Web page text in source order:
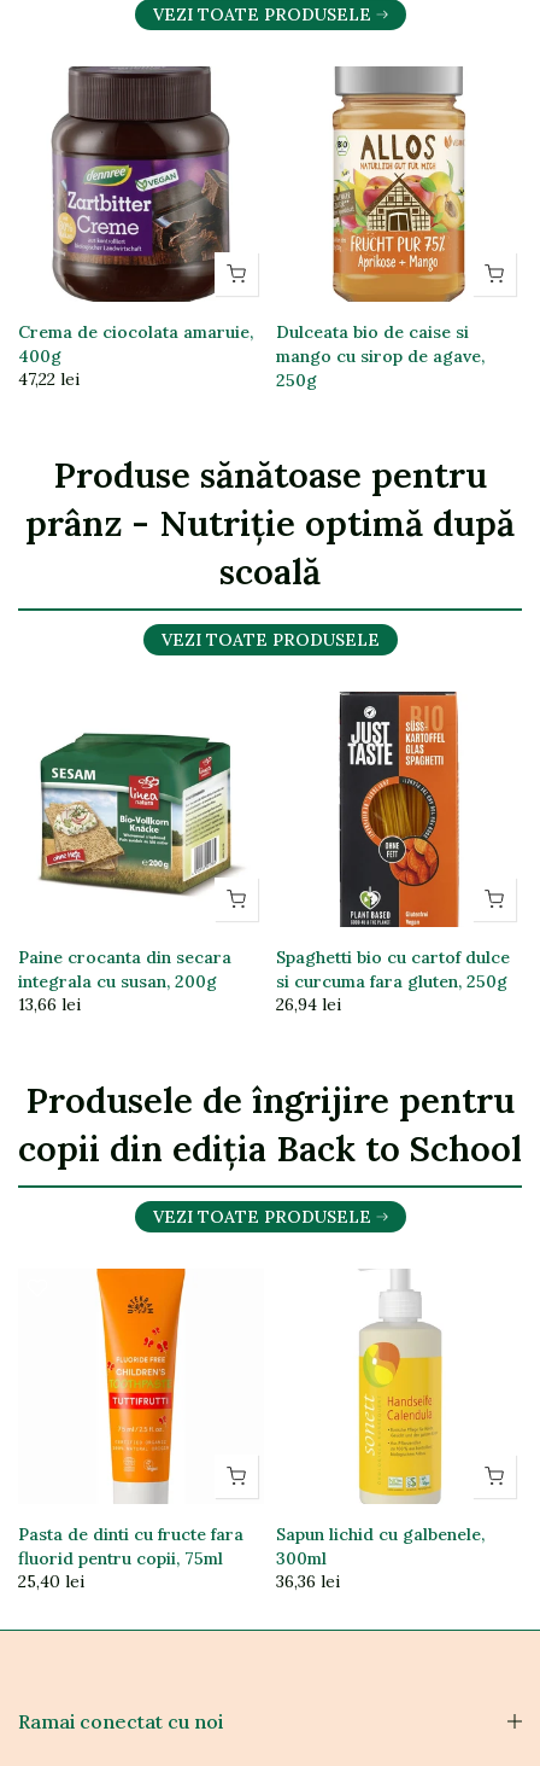
VEZI TOATE PRODUSELE
Crema de ciocolata amaruie,
400g
47,22 lei
Dulceata bio de caise si
mango cu sirop de agave,
250g
Produse sănătoase pentru
prânz - Nutriție optimă după
scoală
VEZI TOATE PRODUSELE
Paine crocanta din secara
integrala cu susan, 200g
13,66 lei
Spaghetti bio cu cartof dulce
si curcuma fara gluten, 250g
26,94 lei
Produsele de îngrijire pentru
copii din ediția Back to School
VEZI TOATE PRODUSELE
Pasta de dinti cu fructe fara
fluorid pentru copii, 75ml
25,40 lei
Sapun lichid cu galbenele,
300ml
36,36 lei
Ramai conectat cu noi